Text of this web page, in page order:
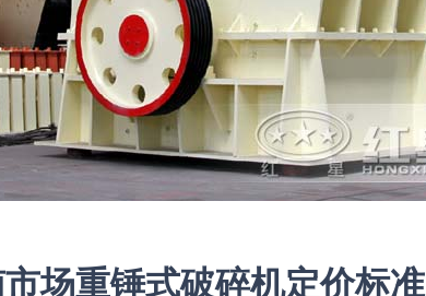
场重锤式破碎机定价标准